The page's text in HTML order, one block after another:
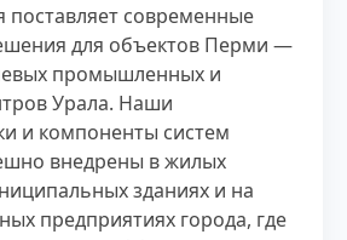
современные
для объектов Перми —
промышленных и
Урала. Наши
и компоненты систем
внедрены в жилых
зданиях и на
предприятиях города, где